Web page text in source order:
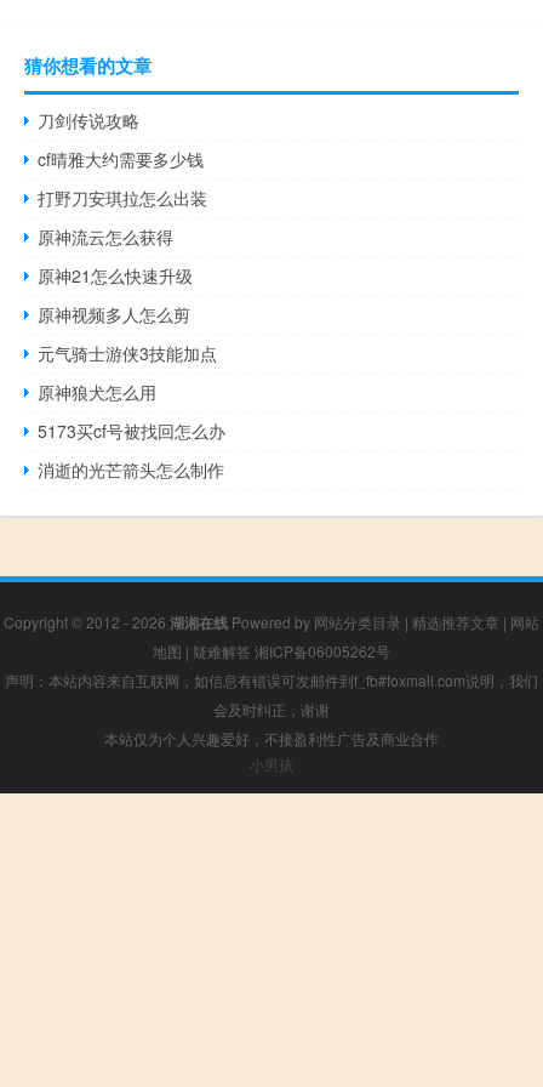
猜你想看的文章
刀剑传说攻略
cf晴雅大约需要多少钱
打野刀安琪拉怎么出装
原神流云怎么获得
原神21怎么快速升级
原神视频多人怎么剪
元气骑士游侠3技能加点
原神狼犬怎么用
5173买cf号被找回怎么办
消逝的光芒箭头怎么制作
Copyright © 2012 - 2026 湖湘在线 Powered by 网站分类目录 | 精选推荐文章 | 网站
地图 | 疑难解答 湘ICP备06005262号
声明：本站内容来自互联网，如信息有错误可发邮件到f_fb#foxmail.com说明，我们
会及时纠正，谢谢
本站仅为个人兴趣爱好，不接盈利性广告及商业合作
小男孩